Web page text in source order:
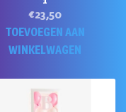
€23,50
TOEVOEGEN AAN
WINKELWAGEN